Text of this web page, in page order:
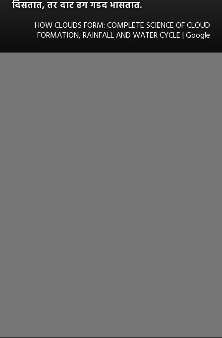
दिसतात, तर दाट ढग गडद भासतात.
HOW CLOUDS FORM: COMPLETE SCIENCE OF CLOUD
FORMATION, RAINFALL AND WATER CYCLE | Google